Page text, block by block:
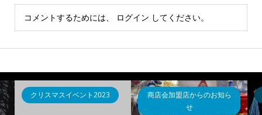
コメントするためには、 ログイン してください。
クリスマスイベント2023
商店会加盟店からのお知ら
せ